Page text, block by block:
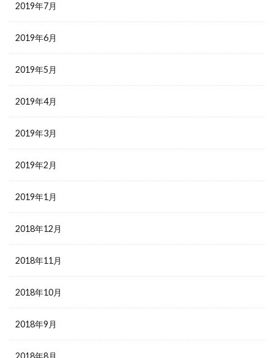
2019年7月
2019年6月
2019年5月
2019年4月
2019年3月
2019年2月
2019年1月
2018年12月
2018年11月
2018年10月
2018年9月